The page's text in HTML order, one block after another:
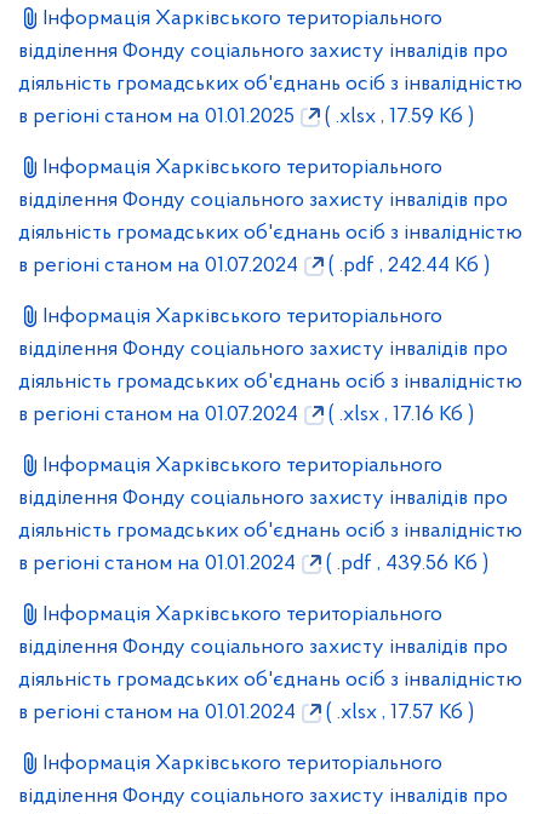
Інформація Харківського територіального
відділення Фонду соціального захисту інвалідів про
діяльність громадських об'єднань осіб з інвалідністю
в регіоні станом на 01.01.2025
( .xlsx , 17.59 Кб )
Інформація Харківського територіального
відділення Фонду соціального захисту інвалідів про
діяльність громадських об'єднань осіб з інвалідністю
в регіоні станом на 01.07.2024
( .pdf , 242.44 Кб )
Інформація Харківського територіального
відділення Фонду соціального захисту інвалідів про
діяльність громадських об'єднань осіб з інвалідністю
в регіоні станом на 01.07.2024
( .xlsx , 17.16 Кб )
Інформація Харківського територіального
відділення Фонду соціального захисту інвалідів про
діяльність громадських об'єднань осіб з інвалідністю
в регіоні станом на 01.01.2024
( .pdf , 439.56 Кб )
Інформація Харківського територіального
відділення Фонду соціального захисту інвалідів про
діяльність громадських об'єднань осіб з інвалідністю
в регіоні станом на 01.01.2024
( .xlsx , 17.57 Кб )
Інформація Харківського територіального
відділення Фонду соціального захисту інвалідів про